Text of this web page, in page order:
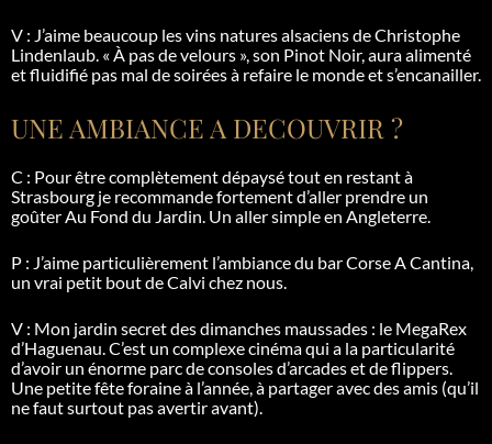
V : J’aime beaucoup les vins natures alsaciens de Christophe
Lindenlaub. « À pas de velours », son Pinot Noir, aura alimenté
et fluidifié pas mal de soirées à refaire le monde et s’encanailler.
UNE AMBIANCE A DECOUVRIR ?
C : Pour être complètement dépaysé tout en restant à
Strasbourg je recommande fortement d’aller prendre un
goûter Au Fond du Jardin. Un aller simple en Angleterre.
P : J’aime particulièrement l’ambiance du bar Corse A Cantina,
un vrai petit bout de Calvi chez nous.
V : Mon jardin secret des dimanches maussades : le MegaRex
d’Haguenau. C’est un complexe cinéma qui a la particularité
d’avoir un énorme parc de consoles d’arcades et de flippers.
Une petite fête foraine à l’année, à partager avec des amis (qu’il
ne faut surtout pas avertir avant).